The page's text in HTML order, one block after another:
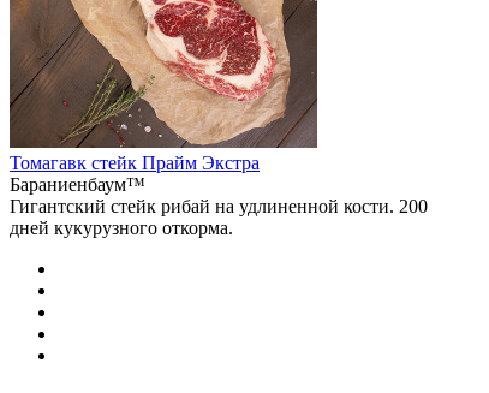
Томагавк стейк Прайм Экстра
Бараниенбаум™
Гигантский стейк рибай на удлиненной кости. 200
дней кукурузного откорма.